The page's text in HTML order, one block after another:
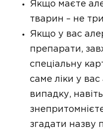
Якщо маєте
тварин – не
Якщо у вас
препарати,
спеціальну
саме ліки у вас
випадку,
згадати назву